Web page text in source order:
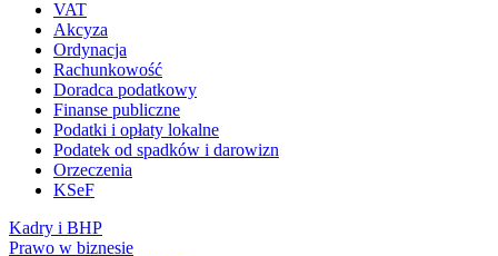
VAT
Akcyza
Ordynacja
Rachunkowość
Doradca podatkowy
Finanse publiczne
Podatki i opłaty lokalne
Podatek od spadków i darowizn
Orzeczenia
KSeF
Kadry i BHP
Prawo w biznesie